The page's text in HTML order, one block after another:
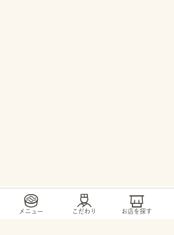
メニュー こだわり お店を探す
トップ / お店・ サービス / 塩尻市